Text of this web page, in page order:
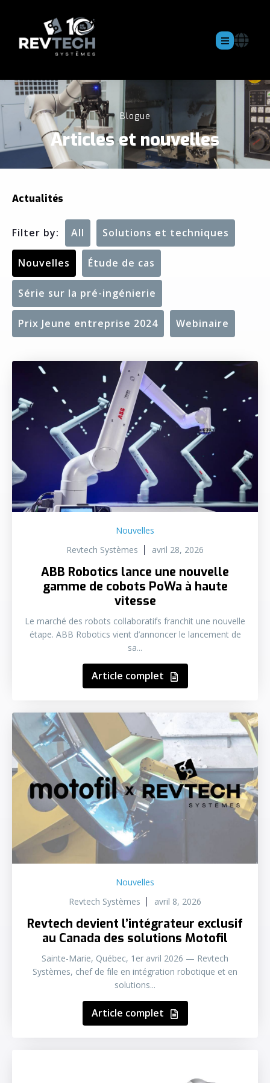
Blogue
Articles et nouvelles
Actualités
Filter by: All Solutions et techniques
Nouvelles Étude de cas
Série sur la pré-ingénierie
Prix Jeune entreprise 2024 Webinaire
Nouvelles
Revtech Systèmes
avril 28, 2026
ABB Robotics lance une nouvelle
gamme de cobots PoWa à haute
vitesse
Le marché des robots collaboratifs franchit une nouvelle
étape. ABB Robotics vient d’annoncer le lancement de
sa...
Article complet
Nouvelles
Revtech Systèmes
avril 8, 2026
Revtech devient l’intégrateur exclusif
au Canada des solutions Motofil
Sainte-Marie, Québec, 1er avril 2026 — Revtech
Systèmes, chef de file en intégration robotique et en
solutions...
Article complet